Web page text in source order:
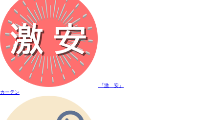
「激 安」
カーテン